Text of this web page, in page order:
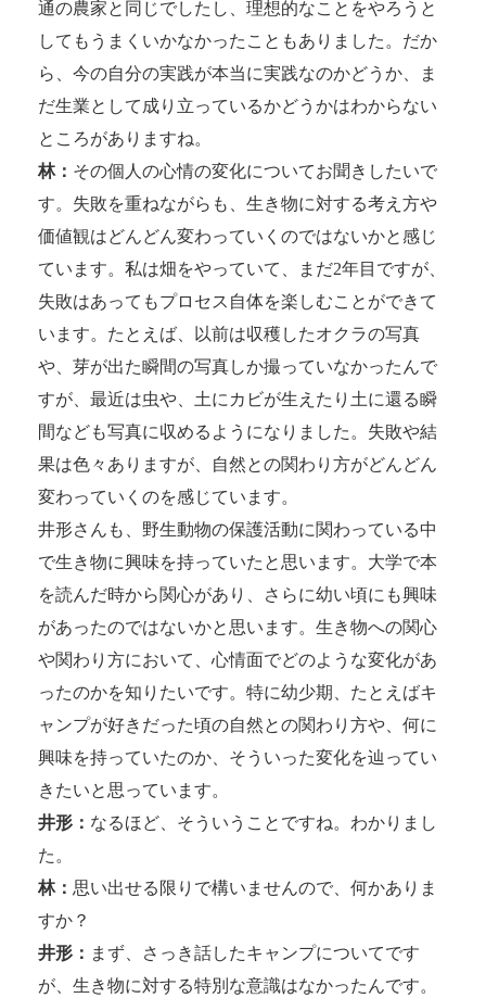
通の農家と同じでしたし、理想的なことをやろうと
してもうまくいかなかったこともありました。だか
ら、今の自分の実践が本当に実践なのかどうか、ま
だ生業として成り立っているかどうかはわからない
ところがありますね。
林： その個人の心情の変化についてお聞きしたいで
す。失敗を重ねながらも、生き物に対する考え方や
価値観はどんどん変わっていくのではないかと感じ
ています。私は畑をやっていて、まだ2年目ですが、
失敗はあってもプロセス自体を楽しむことができて
います。たとえば、以前は収穫したオクラの写真
や、芽が出た瞬間の写真しか撮っていなかったんで
すが、最近は虫や、土にカビが生えたり土に還る瞬
間なども写真に収めるようになりました。失敗や結
果は色々ありますが、自然との関わり方がどんどん
変わっていくのを感じています。
井形さんも、野生動物の保護活動に関わっている中
で生き物に興味を持っていたと思います。大学で本
を読んだ時から関心があり、さらに幼い頃にも興味
があったのではないかと思います。生き物への関心
や関わり方において、心情面でどのような変化があ
ったのかを知りたいです。特に幼少期、たとえばキ
ャンプが好きだった頃の自然との関わり方や、何に
興味を持っていたのか、そういった変化を辿ってい
きたいと思っています。
井形： なるほど、そういうことですね。わかりまし
た。
林： 思い出せる限りで構いませんので、何かありま
すか？
井形： まず、さっき話したキャンプについてです
が、生き物に対する特別な意識はなかったんです。